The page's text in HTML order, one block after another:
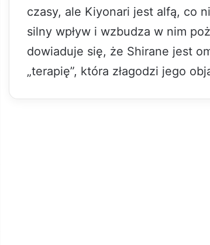
czasy, ale Kiyonari jest alfą, co
silny wpływ i wzbudza w nim
dowiaduje się, że Shirane jest
„terapię”, która złagodzi jego